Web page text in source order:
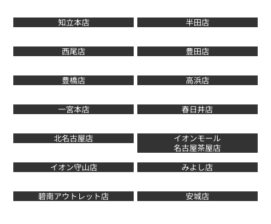
知立本店 半田店
西尾店 豊田店
豊橋店 高浜店
一宮本店 春日井店
北名古屋店
イオンモール
名古屋茶屋店
イオン守山店
みよし店
碧南アウトレット店 安城店